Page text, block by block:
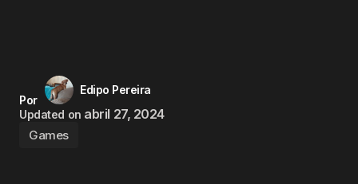
Por
Edipo Pereira
Updated on abril 27, 2024
Games